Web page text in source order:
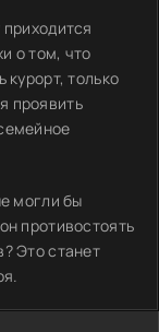
о том, что
курорт, только
проявить
могли бы
противостоять
Это станет